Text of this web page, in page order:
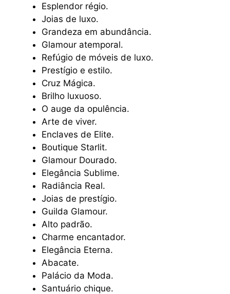
Esplendor régio.
Joias de luxo.
Grandeza em abundância.
Glamour atemporal.
Refúgio de móveis de luxo.
Prestígio e estilo.
Cruz Mágica.
Brilho luxuoso.
O auge da opulência.
Arte de viver.
Enclaves de Elite.
Boutique Starlit.
Glamour Dourado.
Elegância Sublime.
Radiância Real.
Joias de prestígio.
Guilda Glamour.
Alto padrão.
Charme encantador.
Elegância Eterna.
Abacate.
Palácio da Moda.
Santuário chique.